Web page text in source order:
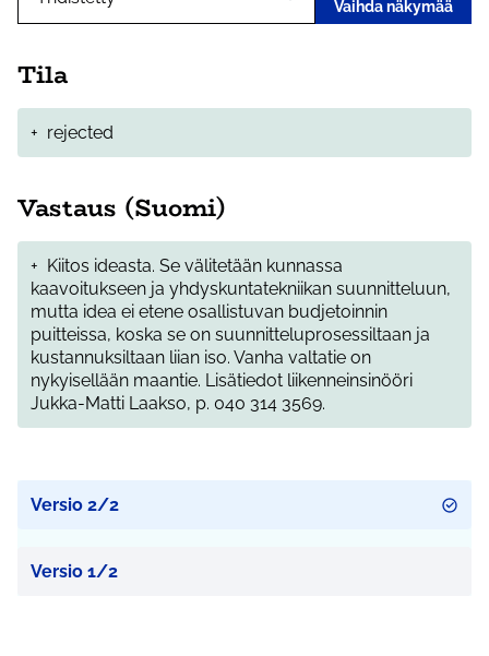
Vaihda näkymää
Tila
+ rejected
Vastaus (Suomi)
+ Kiitos ideasta. Se välitetään kunnassa
kaavoitukseen ja yhdyskuntatekniikan suunnitteluun,
mutta idea ei etene osallistuvan budjetoinnin
puitteissa, koska se on suunnitteluprosessiltaan ja
kustannuksiltaan liian iso. Vanha valtatie on
nykyisellään maantie. Lisätiedot liikenneinsinööri
Jukka-Matti Laakso, p. 040 314 3569.
Versio 2/2
Versio 1/2